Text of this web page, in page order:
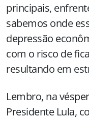
principais,
sabemos onde
depressão
com o risco de
resultando em
Lembro, na
Presidente Lula,